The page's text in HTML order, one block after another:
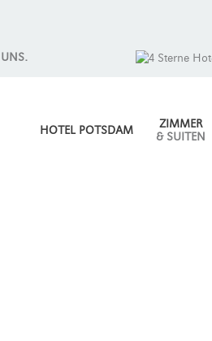
UNS.
HOTEL POTSDAM
ZIMMER
& SUITEN